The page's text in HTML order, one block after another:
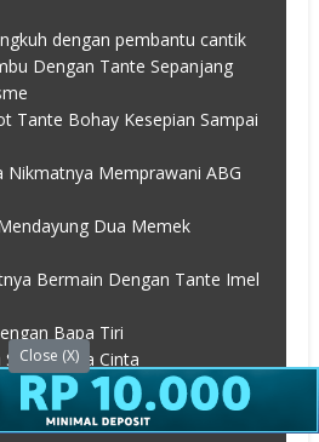
dengan pembantu cantik
Dengan Tante Sepanjang
Tante Bohay Kesepian Sampai
Nikmatnya Memprawani ABG
Dua Memek
Bermain Dengan Tante Imel
Bapa Tiri
Vila Cinta
Close (X)